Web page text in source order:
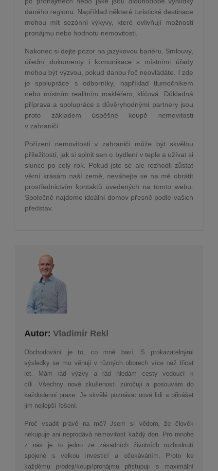
daného regionu. Například některé turistické destinace
mohou mít sezónní výkyvy, které ovlivňují možnosti
pronájmu nebo hodnotu nemovitosti.
Nakonec si dejte pozor na jazykovou bariéru. Smlouvy,
úřední dokumenty i komunikace s místními úřady
mohou být výzvou, pokud danou řeč neovládáte. I zde
je spolupráce s odborníky, například tlumočníkem
nebo místním realitním makléřem, klíčová. Důkladná
příprava a spolupráce s důvěryhodnými partnery jsou
proto základem úspěšné koupě nemovitosti
v zahraničí.
Pořízení nemovitosti v zahraničí může být skvělou
příležitostí, jak si splnit sen o bydlení v teple a užívat si
slunce po celý rok. Pokud jste se ale rozhodli zůstat
věrní krásám naší země, neváhejte se na mě obrátit
prostřednictvím kontaktů uvedených na tomto webu.
Společně najdeme ideální domov přesně podle vašich
představ.
Autor: Vladimír Rekl
Obchodování je to, co mně baví. S prokazatelnými
výsledky se mu věnuji v různých oborech více než třicet
let. Mám rád výzvy a rád hledám cesty vedoucí k
cíli. Všechny nové zkušenosti zúročuji a posouvám do
každodenní praxe. Je skvělé poznávat nové lidi a přinášet
jim nejlepší řešení.
Proč vsadit právě na mě? Jsem si vědom, že člověk
nekupuje ani neprodává nemovitost každý den. Pro mnohé
z nás je to jedno ze zásadních životních rozhodnutí
spojené s velkou investicí a očekáváním. Proto ke
každému prodeji/koupi/pronájmu přistupuji s maximální